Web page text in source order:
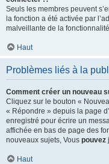
Seuls les membres peuvent
la fonction a été activée par
malveillante de la
Haut
Problèmes liés à la
Comment créer un nouveau
Cliquez sur le bouton «
« Répondre » depuis la page
enregistré pour écrire un
affichée en bas de page des
nouveaux sujets, Vous pouvez
Haut